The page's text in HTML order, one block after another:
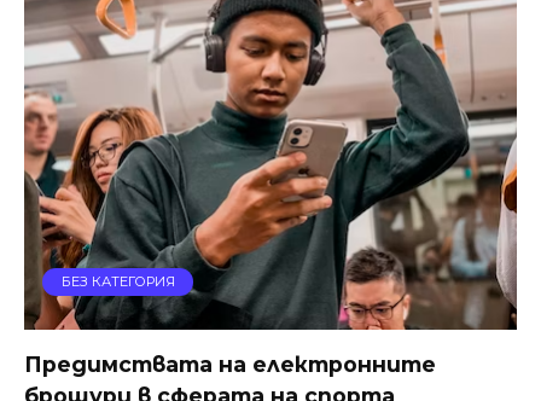
БЕЗ КАТЕГОРИЯ
Предимствата на електронните
брошури в сферата на спорта